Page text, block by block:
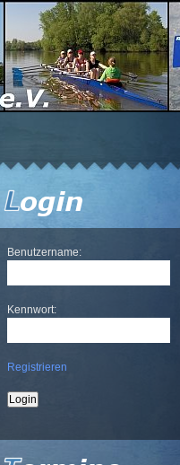
Benutzername:
Kennwort:
Registrieren